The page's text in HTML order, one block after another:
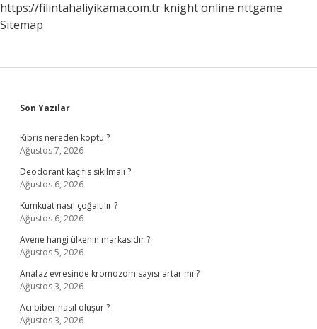
https://filintahaliyikama.com.tr knight online nttgame
Sitemap
Sidebar
Son Yazılar
Kıbrıs nereden koptu ?
Ağustos 7, 2026
Deodorant kaç fıs sıkılmalı ?
Ağustos 6, 2026
Kumkuat nasıl çoğaltılır ?
Ağustos 6, 2026
Avene hangi ülkenin markasıdır ?
Ağustos 5, 2026
Anafaz evresinde kromozom sayısı artar mı ?
Ağustos 3, 2026
Acı biber nasıl oluşur ?
Ağustos 3, 2026